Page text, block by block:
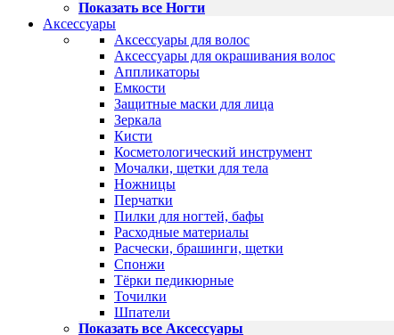
Показать все Ногти
Аксессуары
Аксессуары для волос
Аксессуары для окрашивания волос
Аппликаторы
Емкости
Защитные маски для лица
Зеркала
Кисти
Косметологический инструмент
Мочалки, щетки для тела
Ножницы
Перчатки
Пилки для ногтей, бафы
Расходные материалы
Расчески, брашинги, щетки
Спонжи
Тёрки педикюрные
Точилки
Шпатели
Показать все Аксессуары